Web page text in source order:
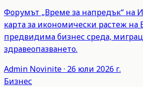
Форумът „Време за напредък“ на
карта за икономически растеж на
предвидима бизнес среда,
здравеопазването.
Admin Novinite· 26 юли 2026 г.
Бизнес